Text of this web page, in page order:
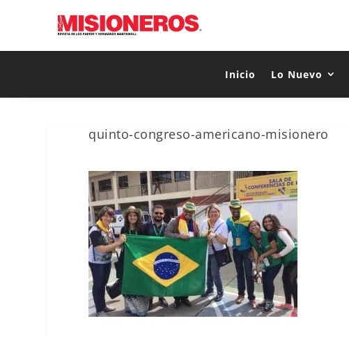
Inicio Lo Nuevo
quinto-congreso-americano-misionero